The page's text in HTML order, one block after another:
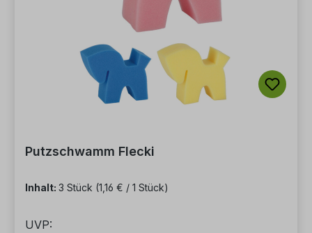
Putzschwamm Flecki
Inhalt: 3 Stück (1,16 € / 1 Stück)
UVP: